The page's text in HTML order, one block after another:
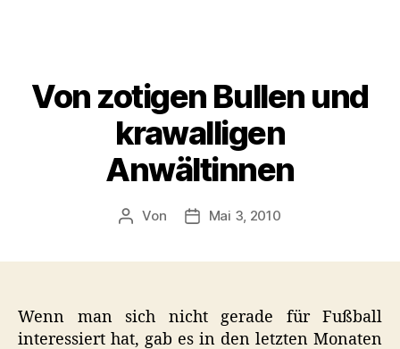
Von zotigen Bullen und
krawalligen
Anwältinnen
Beitragsautor
Von Veröffentlichungsdatum
Mai 3, 2010
Wenn man sich nicht gerade für Fußball
interessiert hat, gab es in den letzten Monaten